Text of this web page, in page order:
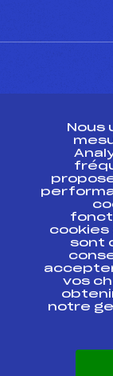
Ressources
Projet
Projet de
Pôle
Listes
Pôle vie
Nous
cookies
sont
vos
notre